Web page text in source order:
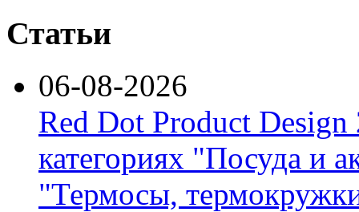
Статьи
06-08-2026
Red Dot Product Design
категориях "Посуда и
"Термосы,